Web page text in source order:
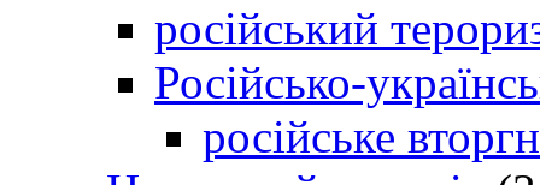
російський
Російсько-
російське